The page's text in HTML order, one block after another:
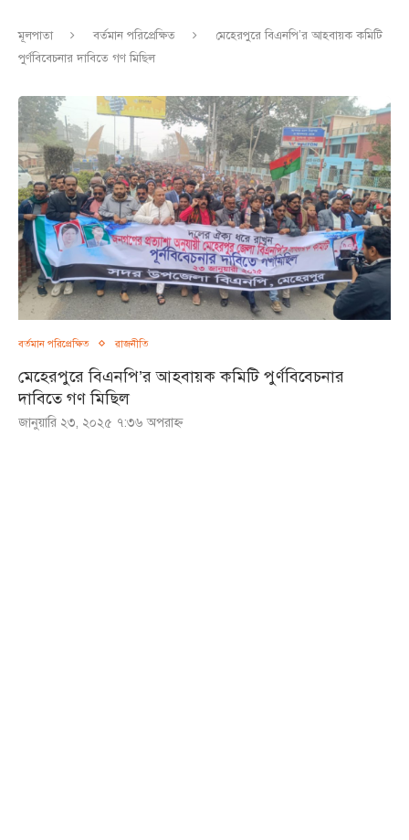
মূলপাতা বর্তমান পরিপ্রেক্ষিত
মেহেরপুরে বিএনপি’র আহবায়ক কমিটি
পুর্ণবিবেচনার দাবিতে গণ মিছিল
বর্তমান পরিপ্রেক্ষিত রাজনীতি
মেহেরপুরে বিএনপি’র আহবায়ক কমিটি পুর্ণবিবেচনার
দাবিতে গণ মিছিল
জানুয়ারি ২৩, ২০২৫ ৭:৩৬ অপরাহ্ণ